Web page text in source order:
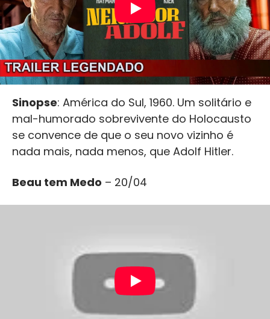
Sinopse: América do Sul, 1960. Um solitário e
mal-humorado sobrevivente do Holocausto
se convence de que o seu novo vizinho é
nada mais, nada menos, que Adolf Hitler.
Beau tem Medo – 20/04